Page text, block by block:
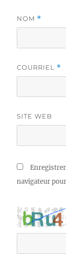
NOM *
COURRIEL *
SITE WEB
navigateur